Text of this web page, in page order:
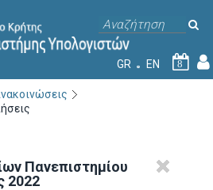
GR EN 8
Πανεπιστημίου
2022